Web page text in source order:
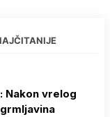
Nakon vrelog